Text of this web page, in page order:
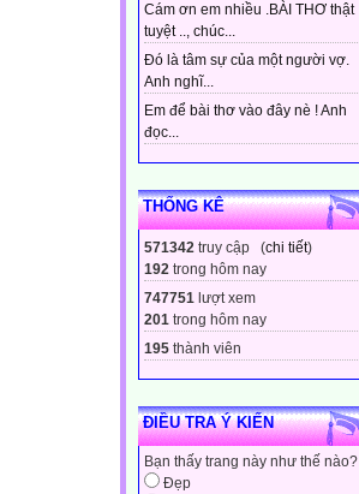
Cám ơn em nhiều .BÀI THƠ thật
tuyệt .., chúc...
Đó là tâm sự của một người vợ.
Anh nghĩ...
Em để bài thơ vào đây nè ! Anh
đọc...
THỐNG KÊ
571342 truy cập (chi tiết)
192 trong hôm nay
747751 lượt xem
201 trong hôm nay
195 thành viên
ĐIỀU TRA Ý KIẾN
Bạn thấy trang này như thế nào?
Đẹp